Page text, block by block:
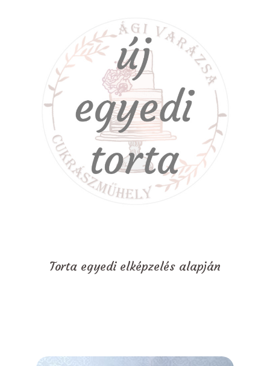
Torta egyedi elképzelés alapján